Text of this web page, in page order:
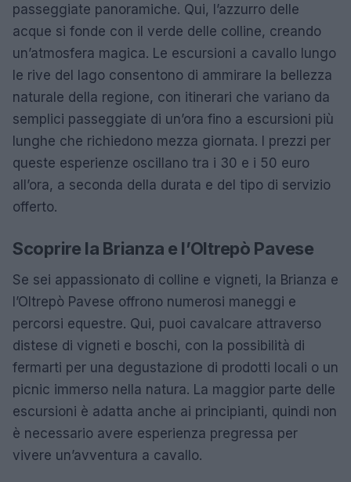
passeggiate panoramiche. Qui, l’azzurro delle
acque si fonde con il verde delle colline, creando
un’atmosfera magica. Le escursioni a cavallo lungo
le rive del lago consentono di ammirare la bellezza
naturale della regione, con itinerari che variano da
semplici passeggiate di un’ora fino a escursioni più
lunghe che richiedono mezza giornata. I prezzi per
queste esperienze oscillano tra i 30 e i 50 euro
all’ora, a seconda della durata e del tipo di servizio
offerto.
Scoprire la Brianza e l’Oltrepò Pavese
Se sei appassionato di colline e vigneti, la Brianza e
l’Oltrepò Pavese offrono numerosi maneggi e
percorsi equestre. Qui, puoi cavalcare attraverso
distese di vigneti e boschi, con la possibilità di
fermarti per una degustazione di prodotti locali o un
picnic immerso nella natura. La maggior parte delle
escursioni è adatta anche ai principianti, quindi non
è necessario avere esperienza pregressa per
vivere un’avventura a cavallo.